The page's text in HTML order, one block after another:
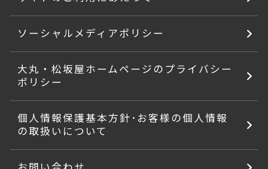
ソーシャルメディアポリシー
大丸・松坂屋ホームページのプライバシー
ポリシー
個人情報保護基本方針･お客様の個人情報
の取扱いについて